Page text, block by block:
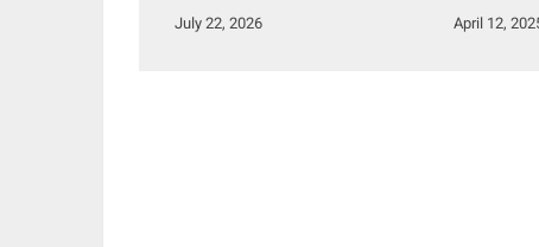
Gigi dan Mulut
July 22, 2026 April 12,